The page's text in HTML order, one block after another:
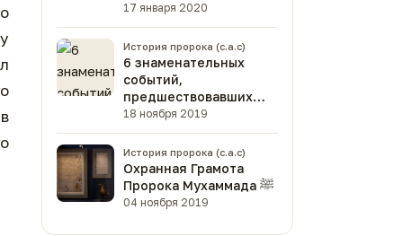
17 января 2020
История пророка (с.а.с)
6 знаменательных
событий,
предшествовавших
рождению Пророка
Мухаммада ﷺ
18 ноября 2019
История пророка (с.а.с)
Охранная Грамота
Пророка Мухаммада ﷺ
04 ноября 2019